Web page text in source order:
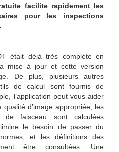
facilite rapidement les
pour les inspections
était déjà très complète en
mise à jour et cette version
De plus, plusieurs autres
de calcul sont fournis de
l’application peut vous aider
qualité d’image appropriée, les
faisceau sont calculées
le besoin de passer du
et les définitions des
être consultées. Une